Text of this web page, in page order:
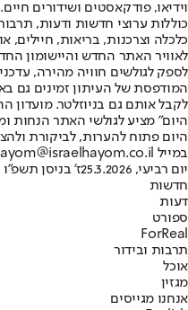
וידיאו, פודקאסטים ושידורים
כוללות ערוצי חדשות ודעות,
לאוויר האתר החדש והיישומון
לספק לגולשים חוויה מהירה,
המודפסת של העיתון זמינים גם
לקבל אותם גם בניוזלטר. מועדון
היום" מציע לגולשי האתר הנחות
היום פתוח להערות, לביקורת
במייל hayom@israelhayom.co.il.
יום רביעי, 25.3.2026
ז' בניסן תשפ"ו
חדשות
דעות
ספורט
ForReal
תרבות ובידור
אוכל
מגזין
אנחנו מגייסים